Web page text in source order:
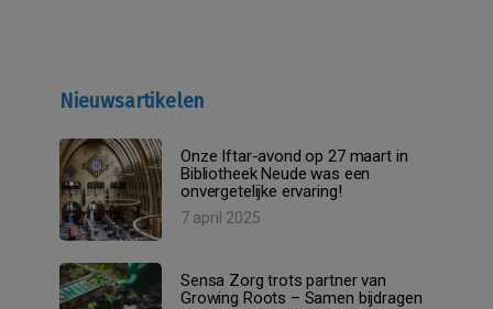
Nieuwsartikelen
Onze Iftar-avond op 27 maart in
Bibliotheek Neude was een
onvergetelijke ervaring!
7 april 2025
Sensa Zorg trots partner van
Growing Roots – Samen bijdragen